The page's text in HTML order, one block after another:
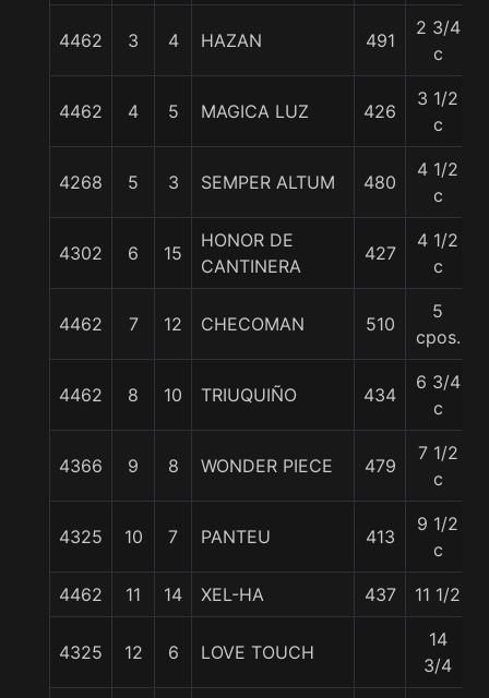
4462 3 4 HAZAN 491
2 3/4
c
4462 4 5 MAGICA LUZ 426
3 1/2
c
4268 5 3 SEMPER ALTUM 480
4 1/2
c
4302 6 15
HONOR DE
CANTINERA
427
4 1/2
c
4462 7 12 CHECOMAN 510
5
cpos.
4462 8 10 TRIUQUIÑO 434
6 3/4
c
4366 9 8 WONDER PIECE 479
7 1/2
c
4325 10 7 PANTEU 413
9 1/2
c
4462 11 14 XEL-HA 437 11 1/2
4325 12 6 LOVE TOUCH
14
3/4